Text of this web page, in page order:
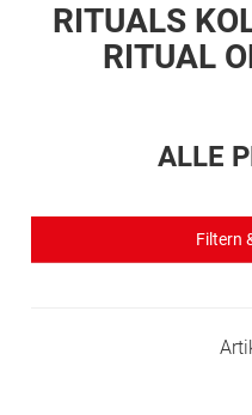
RITUALS
RITUAL
ALLE
Filtern